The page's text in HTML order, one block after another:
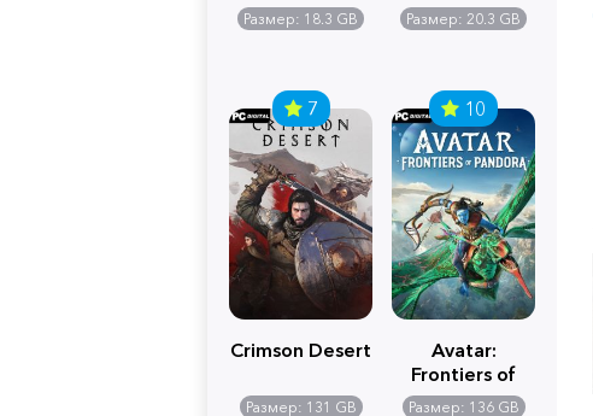
Размер: 18.3 GB Размер: 20.3 GB
7
Crimson Desert
Размер: 131 GB
10
Avatar:
Frontiers of
Pandora
Размер: 136 GB